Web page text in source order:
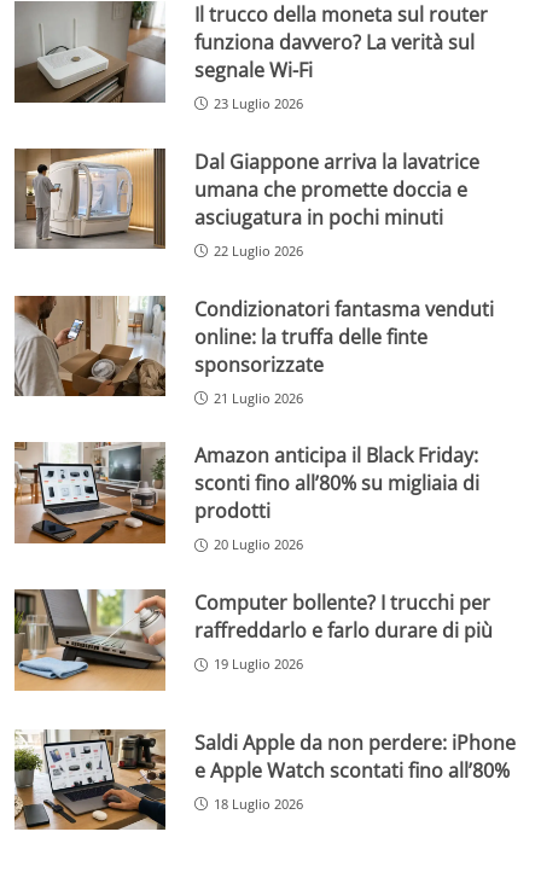
Il trucco della moneta sul router
funziona davvero? La verità sul
segnale Wi-Fi
23 Luglio 2026
Dal Giappone arriva la lavatrice
umana che promette doccia e
asciugatura in pochi minuti
22 Luglio 2026
Condizionatori fantasma venduti
online: la truffa delle finte
sponsorizzate
21 Luglio 2026
Amazon anticipa il Black Friday:
sconti fino all’80% su migliaia di
prodotti
20 Luglio 2026
Computer bollente? I trucchi per
raffreddarlo e farlo durare di più
19 Luglio 2026
Saldi Apple da non perdere: iPhone
e Apple Watch scontati fino all’80%
18 Luglio 2026